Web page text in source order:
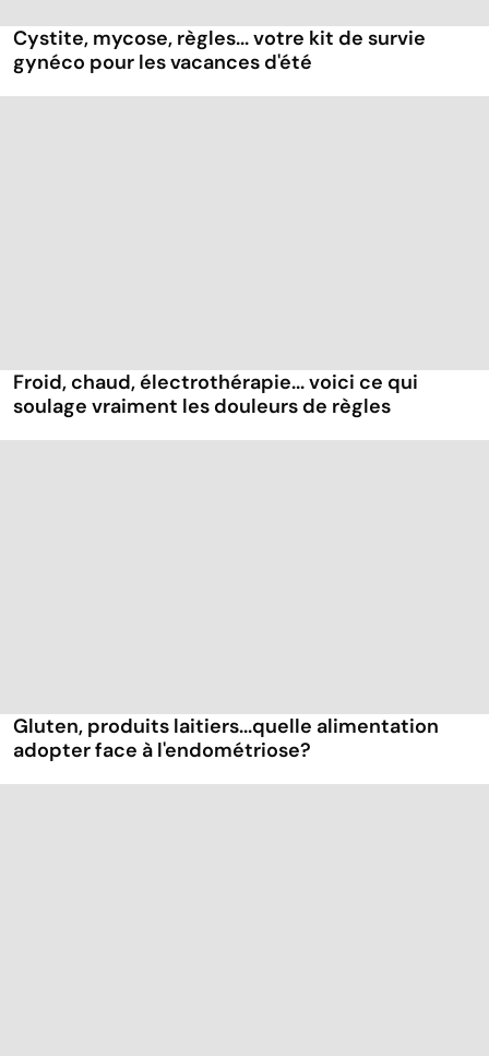
Cystite, mycose, règles... votre kit de survie
gynéco pour les vacances d'été
Froid, chaud, électrothérapie... voici ce qui
soulage vraiment les douleurs de règles
Gluten, produits laitiers...quelle alimentation
adopter face à l'endométriose?